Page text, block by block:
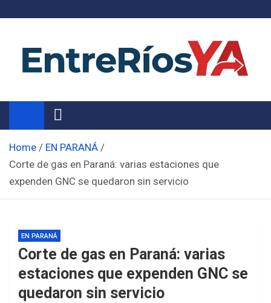
Noticias de Entre Ríos
Información de toda la provincia ahora
Home
EN PARANÁ
Corte de gas en Paraná: varias estaciones que
expenden GNC se quedaron sin servicio
EN PARANÁ
Corte de gas en Paraná: varias
estaciones que expenden GNC se
quedaron sin servicio